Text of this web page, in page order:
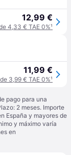
12,99 €
4,33 € TAE 0%¹
11,99 €
3,99 € TAE 0%¹
pago para una
2 meses. Importe
España y mayores de
y máximo varía
en